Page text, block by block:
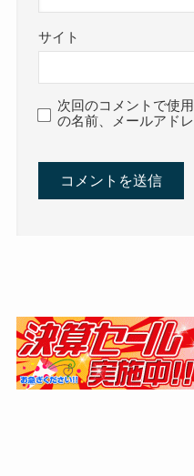
サイト
次回のコメントで使
の名前、メールアド